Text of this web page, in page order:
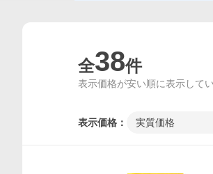
全38件
表示価格が安い順に表示して
表示価格： 実質価格